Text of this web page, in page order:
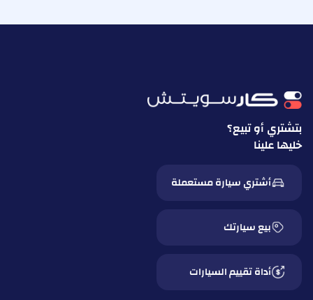
بتشتري أو تبيع؟
خليها علينا
أشتري سيارة مستعملة
بيع سيارتك
أداة تقييم السيارات